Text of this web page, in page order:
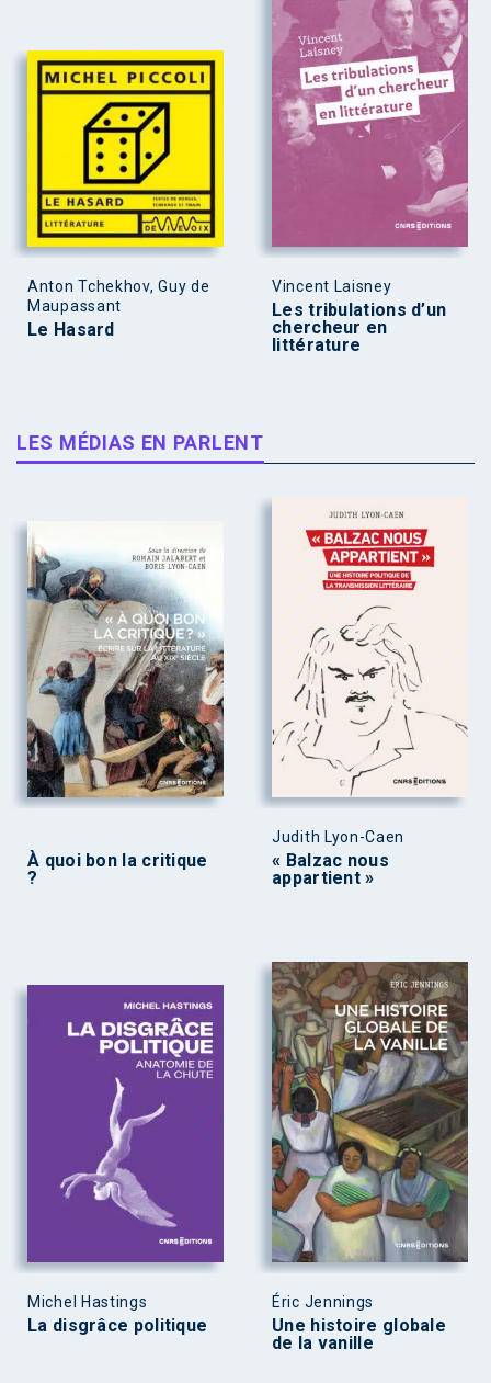
Anton Tchekhov, Guy de
Maupassant
Le Hasard
Vincent Laisney
Les tribulations d’un
chercheur en
littérature
LES MÉDIAS EN PARLENT
À quoi bon la critique
?
Judith Lyon-Caen
« Balzac nous
appartient »
Michel Hastings
La disgrâce politique
Éric Jennings
Une histoire globale
de la vanille